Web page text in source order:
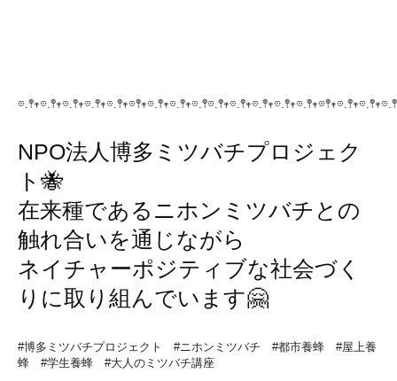
𖡼.𖤣𖥧𖡼.𖤣𖥧𖡼.𖤣𖥧𖡼.𖤣𖥧𖡼.𖤣𖥧𖡼𖤣𖥧𖡼.𖤣𖥧𖡼.𖤣𖥧𖡼.𖤣𖡼.𖤣𖥧𖡼.𖤣𖥧𖡼.𖤣𖥧𖡼.𖤣𖥧𖡼.𖤣𖥧𖡼𖤣𖥧𖡼.𖤣𖥧𖡼.𖤣𖥧𖡼.𖤣
NPO法人博多ミツバチプロジェク
ト🐝
在来種であるニホンミツバチとの
触れ合いを通じながら
ネイチャーポジティブな社会づく
りに取り組んでいます🤗
#博多ミツバチプロジェクト #ニホンミツバチ #都市養蜂 #屋上養
蜂 #学生養蜂 #大人のミツバチ講座